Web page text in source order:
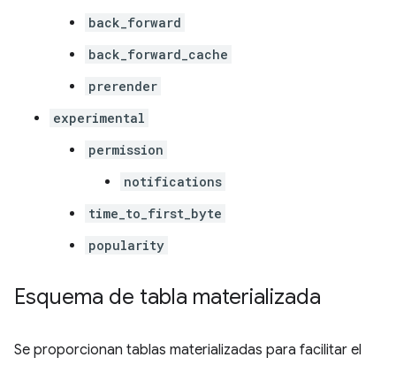
back_forward
back_forward_cache
prerender
experimental
permission
notifications
time_to_first_byte
popularity
Esquema de tabla materializada
Se proporcionan tablas materializadas para facilitar el